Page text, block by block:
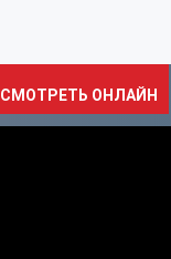
СМОТРЕТЬ ОНЛАЙН